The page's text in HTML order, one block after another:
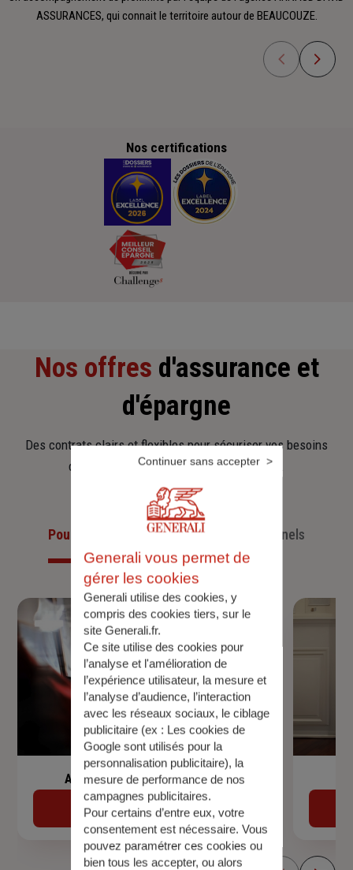
ASSURANCES, qui connait le territoire autour de BEAUCOUZE.
Nos certifications
Nos offres d'assurance et
d'épargne
Des contrats clairs et flexibles pour sécuriser vos besoins
d’aujourd’hui et anticiper ceux de demain.
Pour les particuliersPour les professionnels
Assurance de prêt immobilier
Découvrir
Generali vous permet de
gérer les cookies
Generali utilise des cookies, y
compris des cookies tiers, sur le
site Generali.fr.
Ce site utilise des cookies pour
l’analyse et l'amélioration de
l’expérience utilisateur, la mesure et
l’analyse d’audience, l’interaction
avec les réseaux sociaux, le ciblage
publicitaire (ex : Les cookies de
Google sont utilisés pour la
personnalisation publicitaire), la
mesure de performance de nos
campagnes publicitaires.
Pour certains d’entre eux, votre
consentement est nécessaire. Vous
pouvez paramétrer ces cookies ou
bien tous les accepter, ou alors
Continuer sans accepter